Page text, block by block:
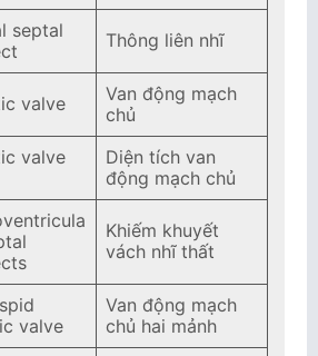
septal
Thông liên nhĩ
valve
Van động mạch
chủ
valve
Diện tích van
động mạch chủ
Khiếm khuyết
vách nhĩ thất
valve
Van động mạch
chủ hai mảnh